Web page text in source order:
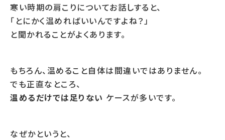
寒い時期の肩こりについてお話しすると、
「とにかく温めればいいんですよね？」
と聞かれることがよくあります。
もちろん、温めること自体は間違いではありません。
でも正直なところ、
温めるだけでは足りない ケースが多いです。
なぜかというと、